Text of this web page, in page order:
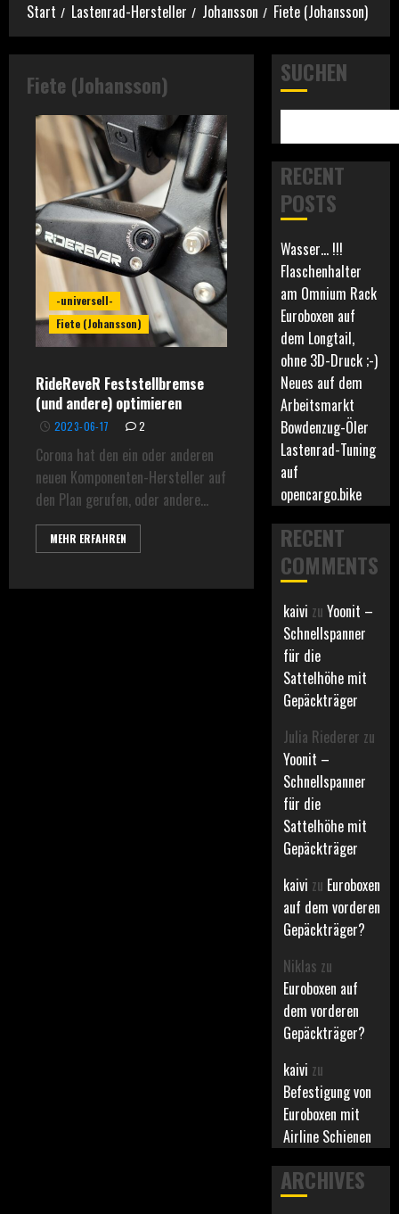
Start Lastenrad-Hersteller Johansson Fiete (Johansson)
Fiete (Johansson)
-universell-
Fiete (Johansson)
RideReveR Feststellbremse
(und andere) optimieren
2023-06-17 2
Corona hat den ein oder anderen
neuen Komponenten-Hersteller auf
den Plan gerufen, oder andere...
MEHR ERFAHREN
SUCHEN
RECENT
POSTS
Wasser… !!!
Flaschenhalter
am Omnium Rack
Euroboxen auf
dem Longtail,
ohne 3D-Druck ;-)
Neues auf dem
Arbeitsmarkt
Bowdenzug-Öler
Lastenrad-Tuning
auf
opencargo.bike
RECENT
COMMENTS
kaivi zuYoonit –
Schnellspanner
für die
Sattelhöhe mit
Gepäckträger
Julia Riederer zu
Yoonit –
Schnellspanner
für die
Sattelhöhe mit
Gepäckträger
kaivi zu Euroboxen
auf dem vorderen
Gepäckträger?
Niklas zu
Euroboxen auf
dem vorderen
Gepäckträger?
kaivi zu
Befestigung von
Euroboxen mit
Airline Schienen
ARCHIVES